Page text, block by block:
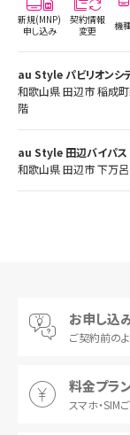
新規(MNP)
申し込み
契約情報
変更
機
au Style パビリオンシ
和歌山県 田辺市 稲成
階
au Style 田辺バイパス
和歌山県 田辺市 下万呂
お申し込
ご契約前の
料金プラ
スマホ・SIM